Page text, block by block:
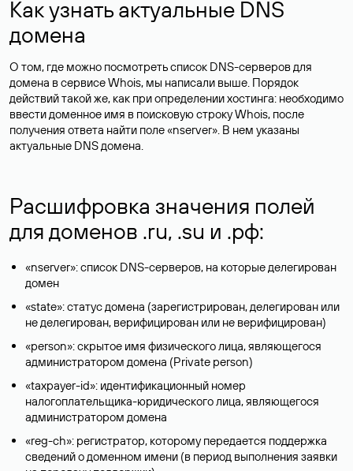
Как узнать актуальные DNS
домена
О том, где можно посмотреть список DNS-серверов для
домена в сервисе Whois, мы написали выше. Порядок
действий такой же, как при определении хостинга: необходимо
ввести доменное имя в поисковую строку Whois, после
получения ответа найти поле «nserver». В нем указаны
актуальные DNS домена.
Расшифровка значения полей
для доменов .ru, .su и .рф:
«nserver»: список DNS-серверов, на которые делегирован
домен
«state»: статус домена (зарегистрирован, делегирован или
не делегирован, верифицирован или не верифицирован)
«person»: скрытое имя физического лица, являющегося
администратором домена (Privatе person)
«taxpayer-id»: идентификационный номер
налогоплательщика-юридического лица, являющегося
администратором домена
«reg-ch»: регистратор, которому передается поддержка
сведений о доменном имени (в период выполнения заявки